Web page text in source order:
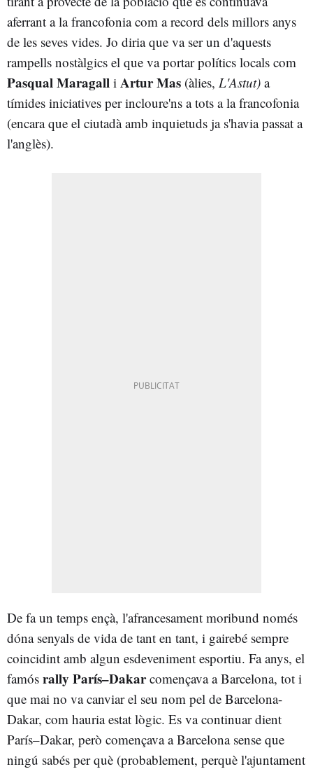
aferrant a la francofonia com a record dels millors anys
de les seves vides. Jo diria que va ser un d'aquests
rampells nostàlgics el que va portar polítics locals com
Pasqual Maragall i Artur Mas (àlies, L'Astut) a
tímides iniciatives per incloure'ns a tots a la francofonia
(encara que el ciutadà amb inquietuds ja s'havia passat a
l'anglès).
De fa un temps ençà, l'afrancesament moribund només
dóna senyals de vida de tant en tant, i gairebé sempre
coincidint amb algun esdeveniment esportiu. Fa anys, el
famós rally París–Dakarcomençava a Barcelona, tot i
que mai no va canviar el seu nom pel de Barcelona-
Dakar, com hauria estat lògic. Es va continuar dient
París–Dakar, però començava a Barcelona sense que
ningú sabés per què (probablement, perquè l'ajuntament